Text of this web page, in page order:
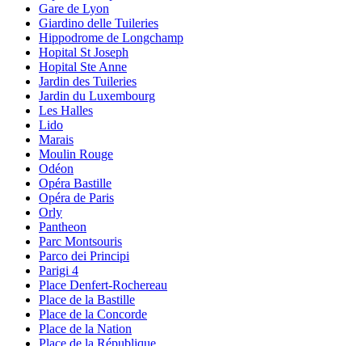
Gare de Lyon
Giardino delle Tuileries
Hippodrome de Longchamp
Hopital St Joseph
Hopital Ste Anne
Jardin des Tuileries
Jardin du Luxembourg
Les Halles
Lido
Marais
Moulin Rouge
Odéon
Opéra Bastille
Opéra de Paris
Orly
Pantheon
Parc Montsouris
Parco dei Principi
Parigi 4
Place Denfert-Rochereau
Place de la Bastille
Place de la Concorde
Place de la Nation
Place de la République